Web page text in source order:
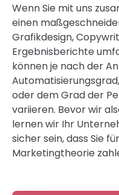
Wenn Sie mit uns
einen
Grafikdesign,
Ergebnisberichte
können je nach der
oder dem Grad der
variieren. Bevor wir
lernen wir Ihr
sicher sein, dass Sie
Marketingtheorie